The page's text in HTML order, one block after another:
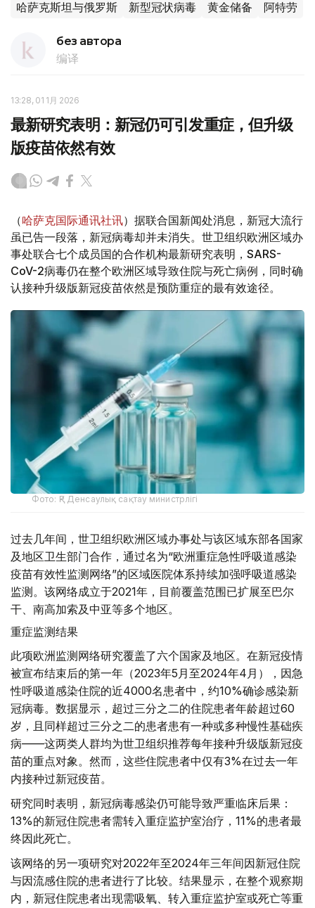
哈萨克斯坦与俄罗斯 新型冠状病毒 黄金储备 阿特劳
без автора
编译
13:28, 01 1月 2026
最新研究表明：新冠仍可引发重症，但升级
版疫苗依然有效
（哈萨克国际通讯社讯）据联合国新闻处消息，新冠大流行
虽已告一段落，新冠病毒却并未消失。世卫组织欧洲区域办
事处联合七个成员国的合作机构最新研究表明，SARS-
CoV-2病毒仍在整个欧洲区域导致住院与死亡病例，同时确
认接种升级版新冠疫苗依然是预防重症的最有效途径。
Фото: ҚР Денсаулық сақтау министрлігі
过去几年间，世卫组织欧洲区域办事处与该区域东部各国家
及地区卫生部门合作，通过名为“欧洲重症急性呼吸道感染
疫苗有效性监测网络”的区域医院体系持续加强呼吸道感染
监测。该网络成立于2021年，目前覆盖范围已扩展至巴尔
干、南高加索及中亚等多个地区。
重症监测结果
此项欧洲监测网络研究覆盖了六个国家及地区。在新冠疫情
被宣布结束后的第一年（2023年5月至2024年4月），因急
性呼吸道感染住院的近4000名患者中，约10%确诊感染新
冠病毒。数据显示，超过三分之二的住院患者年龄超过60
岁，且同样超过三分之二的患者患有一种或多种慢性基础疾
病——这两类人群均为世卫组织推荐每年接种升级版新冠疫
苗的重点对象。然而，这些住院患者中仅有3%在过去一年
内接种过新冠疫苗。
研究同时表明，新冠病毒感染仍可能导致严重临床后果：
13%的新冠住院患者需转入重症监护室治疗，11%的患者最
终因此死亡。
该网络的另一项研究对2022年至2024年三年间因新冠住院
与因流感住院的患者进行了比较。结果显示，在整个观察期
内，新冠住院患者出现需吸氧、转入重症监护室或死亡等重